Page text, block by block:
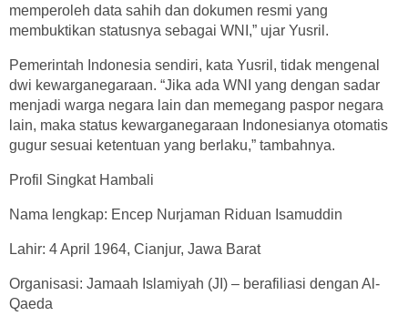
memperoleh data sahih dan dokumen resmi yang
membuktikan statusnya sebagai WNI,” ujar Yusril.
Pemerintah Indonesia sendiri, kata Yusril, tidak mengenal
dwi kewarganegaraan. “Jika ada WNI yang dengan sadar
menjadi warga negara lain dan memegang paspor negara
lain, maka status kewarganegaraan Indonesianya otomatis
gugur sesuai ketentuan yang berlaku,” tambahnya.
Profil Singkat Hambali
Nama lengkap: Encep Nurjaman Riduan Isamuddin
Lahir: 4 April 1964, Cianjur, Jawa Barat
Organisasi: Jamaah Islamiyah (JI) – berafiliasi dengan Al-
Qaeda